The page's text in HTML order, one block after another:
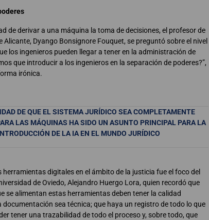
de derivar a una máquina la toma de decisiones, el profesor de
Alicante, Dyango Bonsignore Fouquet, se preguntó sobre el nivel
los ingenieros pueden llegar a tener en la administración de
que introducir a los ingenieros en la separación de poderes?”,
irónica.
DE QUE EL SISTEMA JURÍDICO SEA COMPLETAMENTE
LAS MÁQUINAS HA SIDO UN ASUNTO PRINCIPAL PARA LA
DE LA IA EN EL MUNDO JURÍDICO
herramientas digitales en el ámbito de la justicia fue el foco del
de Oviedo, Alejandro Huergo Lora, quien recordó que
se alimentan estas herramientas deben tener la calidad
documentación sea técnica; que haya un registro de todo lo que
tener una trazabilidad de todo el proceso y, sobre todo, que